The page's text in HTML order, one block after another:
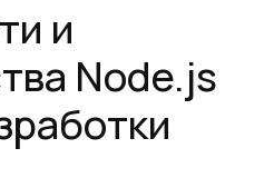
и
Node.js